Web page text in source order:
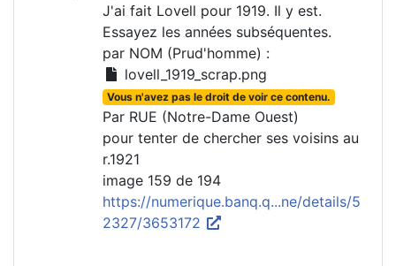
J'ai fait Lovell pour 1919. Il y est.
Essayez les années subséquentes.
par NOM (Prud'homme) :
lovell_1919_scrap.png
Vous n'avez pas le droit de voir ce contenu.
Par RUE (Notre-Dame Ouest)
pour tenter de chercher ses voisins au
r.1921
image 159 de 194
https://numerique.banq.q...ne/details/5
2327/3653172